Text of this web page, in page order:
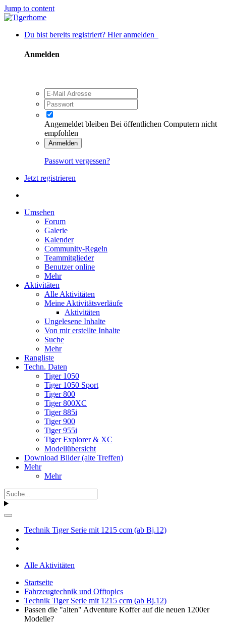
Jump to content
Du bist bereits registriert? Hier anmelden
Anmelden
Angemeldet bleiben Bei öffentlichen Computern nicht
empfohlen
Anmelden
Passwort vergessen?
Jetzt registrieren
Umsehen
Forum
Galerie
Kalender
Community-Regeln
Teammitglieder
Benutzer online
Mehr
Aktivitäten
Alle Aktivitäten
Meine Aktivitätsverläufe
Aktivitäten
Ungelesene Inhalte
Von mir erstellte Inhalte
Suche
Mehr
Rangliste
Techn. Daten
Tiger 1050
Tiger 1050 Sport
Tiger 800
Tiger 800XC
Tiger 885i
Tiger 900
Tiger 955i
Tiger Explorer & XC
Modellübersicht
Download Bilder (alte Treffen)
Mehr
Mehr
Technik Tiger Serie mit 1215 ccm (ab Bj.12)
Alle Aktivitäten
Startseite
Fahrzeugtechnik und Offtopics
Technik Tiger Serie mit 1215 ccm (ab Bj.12)
Passen die "alten" Adventure Koffer auf die neuen 1200er
Modelle?